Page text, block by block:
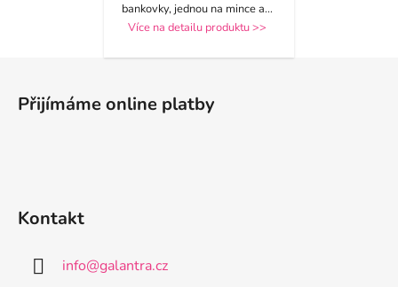
bankovky, jednou na mince a...
Více na detailu produktu >>
Přijímáme online platby
Kontakt
info@galantra.cz